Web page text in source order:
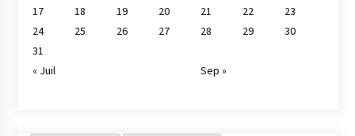
17
18 19 20 21 22
23
24
25 26 27 28 29
30
31
« Juil
Sep »